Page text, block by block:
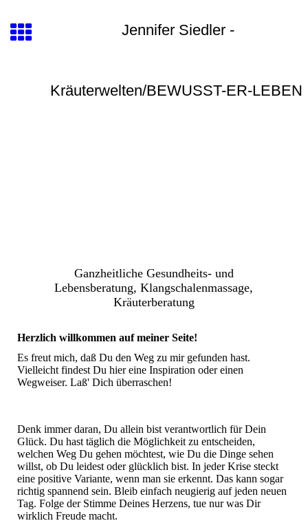
Jennifer Siedler -
Kräuterwelten/BEWUSST-ER-LEBEN
Ganzheitliche Gesundheits- und
Lebensberatung, Klangschalenmassage,
Kräuterberatung
Herzlich willkommen auf meiner Seite!
Es freut mich, daß Du den Weg zu mir gefunden hast.
Vielleicht findest Du hier eine Inspiration oder einen
Wegweiser. Laß' Dich überraschen!
Denk immer daran, Du allein bist verantwortlich für Dein
Glück. Du hast täglich die Möglichkeit zu entscheiden,
welchen Weg Du gehen möchtest, wie Du die Dinge sehen
willst, ob Du leidest oder glücklich bist. In jeder Krise steckt
eine positive Variante, wenn man sie erkennt. Das kann sogar
richtig spannend sein. Bleib einfach neugierig auf jeden neuen
Tag. Folge der Stimme Deines Herzens, tue nur was Dir
wirklich Freude macht.